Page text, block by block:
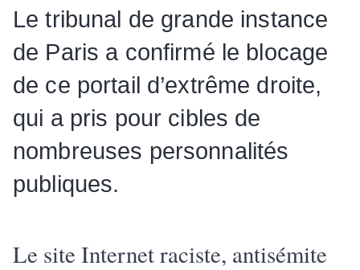
Le tribunal de grande instance
de Paris a confirmé le blocage
de ce portail d’extrême droite,
qui a pris pour cibles de
nombreuses personnalités
publiques.
Le site Internet raciste, antisémite